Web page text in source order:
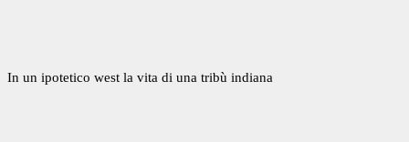
In un ipotetico west la vita di una tribù indiana